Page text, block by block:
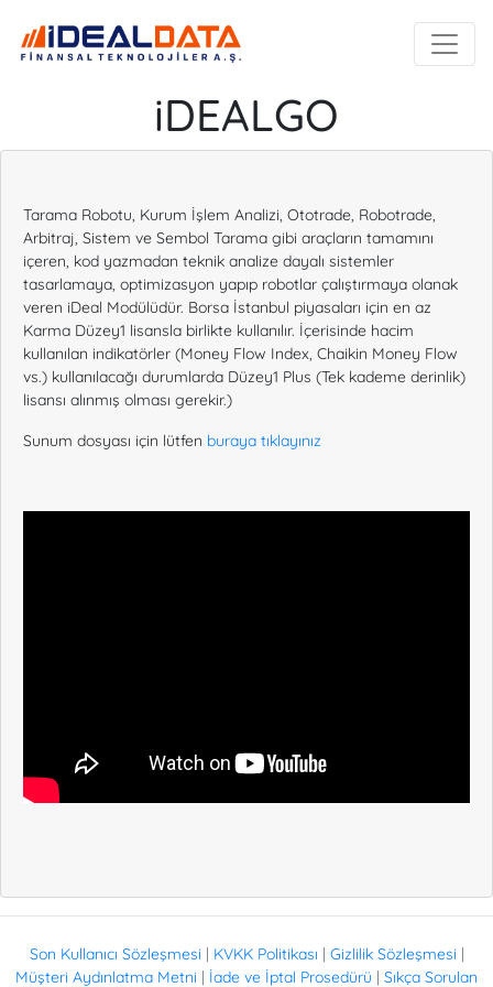
iDEALGO
Tarama Robotu, Kurum İşlem Analizi, Ototrade, Robotrade,
Arbitraj, Sistem ve Sembol Tarama gibi araçların tamamını
içeren, kod yazmadan teknik analize dayalı sistemler
tasarlamaya, optimizasyon yapıp robotlar çalıştırmaya olanak
veren iDeal Modülüdür. Borsa İstanbul piyasaları için en az
Karma Düzey1 lisansla birlikte kullanılır. İçerisinde hacim
kullanılan indikatörler (Money Flow Index, Chaikin Money Flow
vs.) kullanılacağı durumlarda Düzey1 Plus (Tek kademe derinlik)
lisansı alınmış olması gerekir.)
Sunum dosyası için lütfen buraya tıklayınız
Son Kullanıcı Sözleşmesi KVKK Politikası Gizlilik Sözleşmesi
Müşteri Aydınlatma Metni
İade ve İptal Prosedürü Sıkça Sorulan